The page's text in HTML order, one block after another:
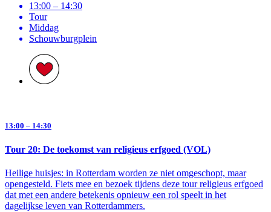
13:00 – 14:30
Tour
Middag
Schouwburg­plein
13:00 – 14:30
Tour 20: De toekomst van religieus erfgoed (VOL)
Heilige huisjes: in Rotterdam worden ze niet omgeschopt, maar
opengesteld. Fiets mee en bezoek tijdens deze tour religieus erfgoed
dat met een andere betekenis opnieuw een rol speelt in het
dagelijkse leven van Rotterdammers.